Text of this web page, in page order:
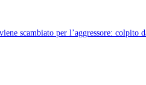
scambiato per l’aggressore: colpito